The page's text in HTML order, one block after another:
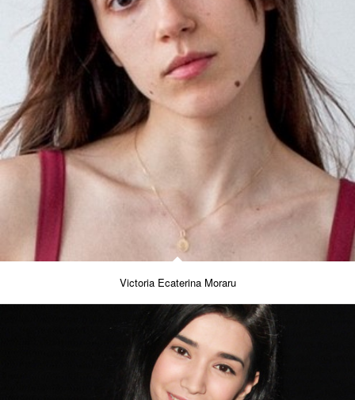
Victoria Ecaterina Moraru